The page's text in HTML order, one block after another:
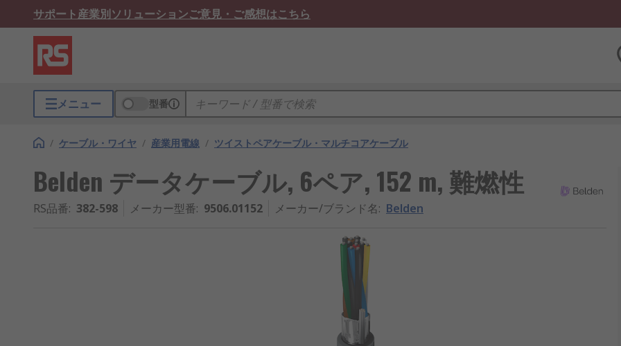
サポート産業別ソリューションご意見・ご感想はこちら
メニュー 型番
/ ケーブル・ワイヤ / 産業用電線 / ツイストペアケーブル・マルチコアケーブル
Belden データケーブル, 6ペア, 152 m, 難燃性
RS品番: 382-598 メーカー型番: 9506.01152 メーカー/ブランド名: Belden